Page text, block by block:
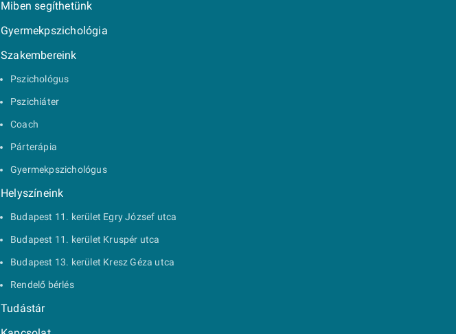
Miben segíthetünk
Gyermekpszichológia
Szakembereink
Pszichológus
Pszichiáter
Coach
Párterápia
Gyermekpszichológus
Helyszíneink
Budapest 11. kerület Egry József utca
Budapest 11. kerület Kruspér utca
Budapest 13. kerület Kresz Géza utca
Rendelő bérlés
Tudástár